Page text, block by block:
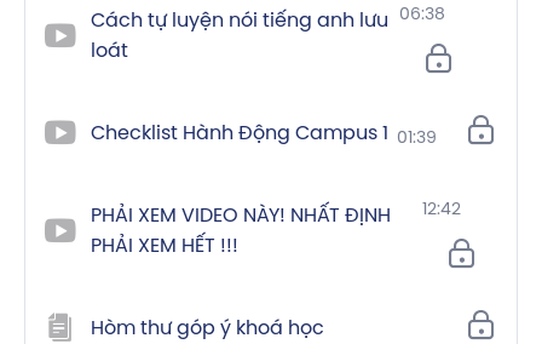
Cách tự luyện nói tiếng anh lưu
loát
06:38
Checklist Hành Động Campus 1 01:39
PHẢI XEM VIDEO NÀY! NHẤT ĐỊNH
PHẢI XEM HẾT !!!
12:42
Hòm thư góp ý khoá học